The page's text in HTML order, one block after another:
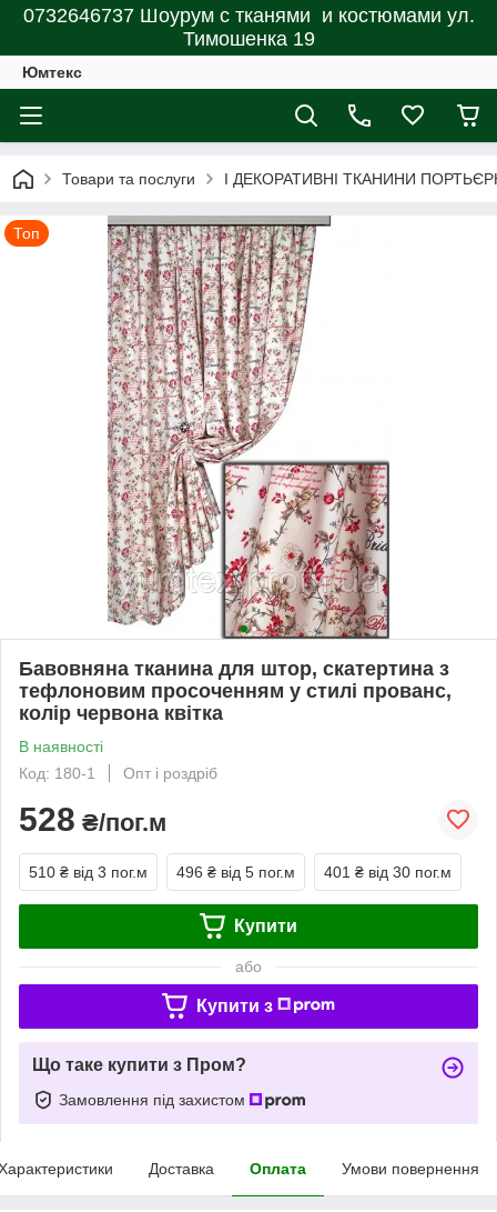
0732646737 Шоурум с тканями и костюмами ул.
Тимошенка 19
Юмтекс
Товари та послуги І ДЕКОРАТИВНІ ТКАНИНИ
Топ
Бавовняна тканина для штор, скатертина з
тефлоновим просоченням у стилі прованс,
колір червона квітка
В наявності
Код: 180-1
Опт і роздріб
528 ₴/пог.м
510 ₴ від 3 пог.м 496 ₴ від 5 пог.м 401 ₴ від 30 пог.м
Купити
або
Купити з
Що таке купити з Пром?
Замовлення під захистом
Доставка Оплата Умови повернення